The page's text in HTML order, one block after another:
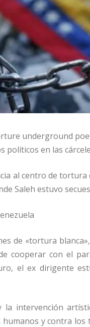
underground
políticos en las
al centro de
Saleh estuvo
de «tortura
cooperar con el
el ex dirigente
intervención
y contra